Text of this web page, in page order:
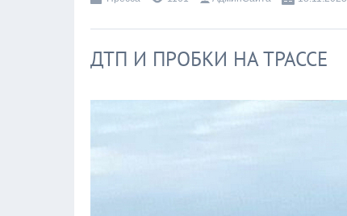
ДТП И ПРОБКИ НА ТРАССЕ